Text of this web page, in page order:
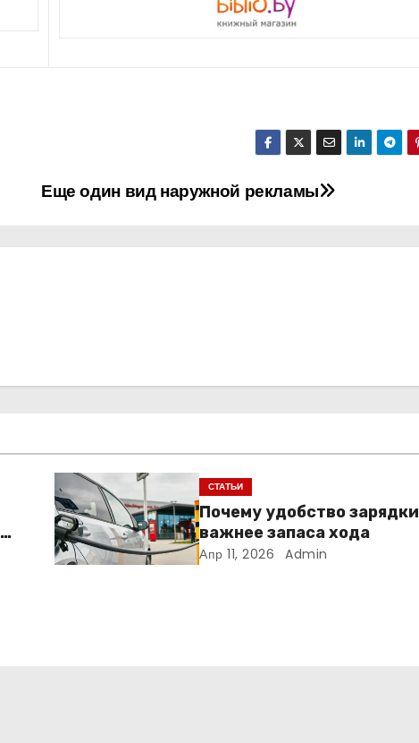
Еще один вид наружной рекламы
СТАТЬИ
Почему удобство зарядки
важнее запаса хода
Апр 11, 2026 Admin